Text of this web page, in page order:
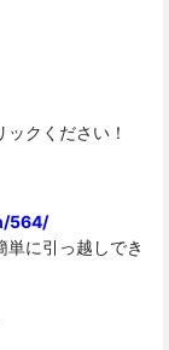
クください！
564/
に引っ越しでき